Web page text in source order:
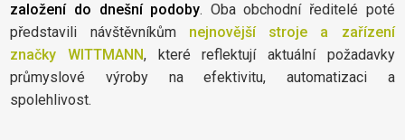
založení do dnešní podoby. Oba obchodní ředitelé poté
představili návštěvníkům nejnovější stroje a zařízení
značky WITTMANN, které reflektují aktuální požadavky
průmyslové výroby na efektivitu, automatizaci a
spolehlivost.